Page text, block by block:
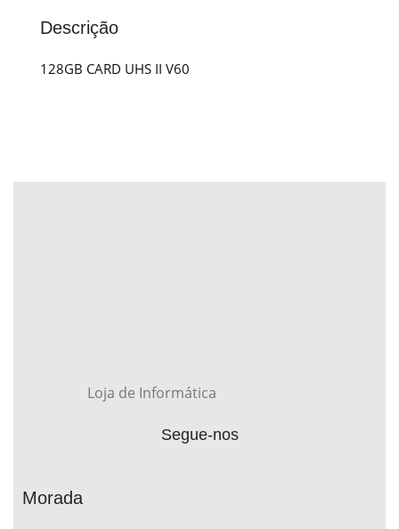
Descrição
128GB CARD UHS II V60
Loja de Informática
Segue-nos
Morada